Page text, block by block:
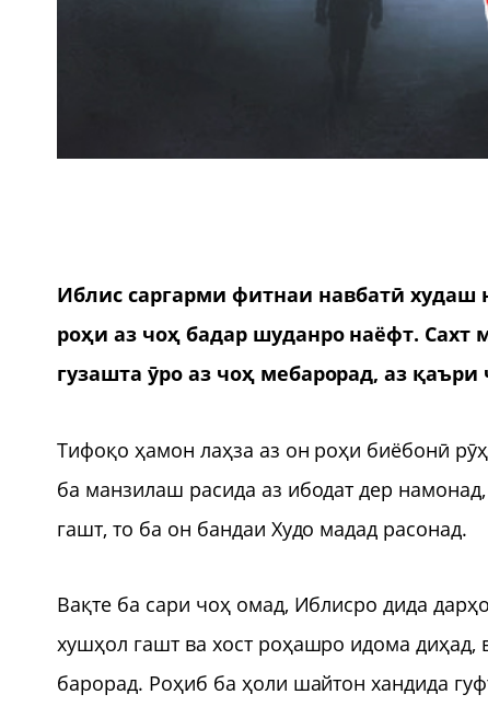
Иблис саргарми фитнаи навбатӣ
роҳи аз чоҳ бадар шуданро наёфт. Сахт
гузашта ӯро аз чоҳ мебарорад, аз
Тифоқо ҳамон лаҳза аз он роҳи биёбонӣ
ба манзилаш расида аз ибодат дер
гашт, то ба он бандаи Худо мадад расонад.
Вақте ба сари чоҳ омад, Иблисро дида
хушҳол гашт ва хост роҳашро идома диҳад,
барорад. Роҳиб ба ҳоли шайтон хандида